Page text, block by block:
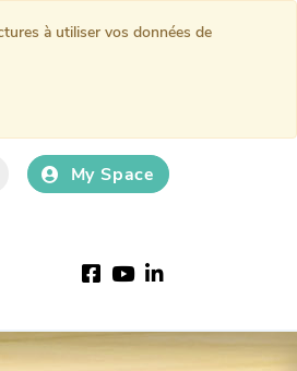
My Space
Facebook
YoutubeLinkedIn
à utiliser vos données de